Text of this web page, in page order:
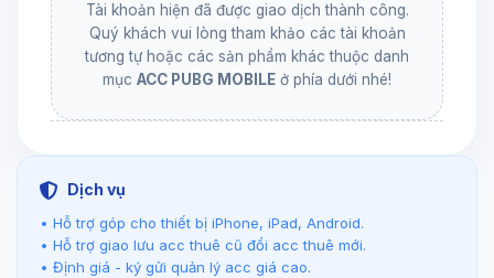
Tài khoản hiện đã được giao dịch thành công.
Quý khách vui lòng tham khảo các tài khoản
tương tự hoặc các sản phẩm khác thuộc danh
mục ACC PUBG MOBILE ở phía dưới nhé!
Dịch vụ
• Hỗ trợ góp cho thiết bị iPhone, iPad, Android.
• Hỗ trợ giao lưu acc thuê cũ đổi acc thuê mới.
• Định giá - ký gửi quản lý acc giá cao.